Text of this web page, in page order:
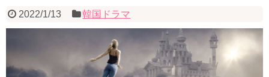
2022/1/13 韓国ドラマ